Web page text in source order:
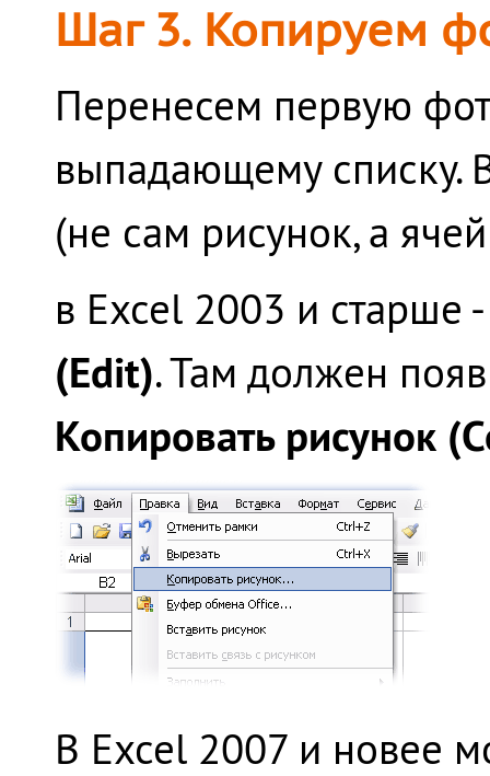
Шаг 3. Копируем
Перенесем первую
выпадающему списку.
(не сам рисунок, а
в Excel 2003 и
(Edit). Там должен
Копировать рисунок
В Excel 2007 и новее